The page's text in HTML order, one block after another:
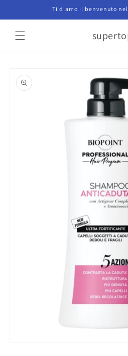
direttamente
ai contenuti
Ti diamo il benvenuto
informazioni
sul prodotto